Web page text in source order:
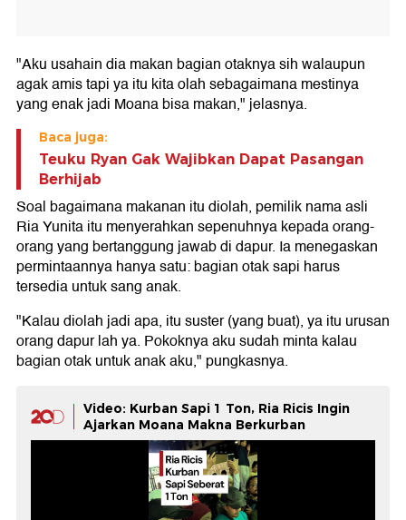
"Aku usahain dia makan bagian otaknya sih walaupun
agak amis tapi ya itu kita olah sebagaimana mestinya
yang enak jadi Moana bisa makan," jelasnya.
Baca juga:
Teuku Ryan Gak Wajibkan Dapat Pasangan
Berhijab
Soal bagaimana makanan itu diolah, pemilik nama asli
Ria Yunita itu menyerahkan sepenuhnya kepada orang-
orang yang bertanggung jawab di dapur. Ia menegaskan
permintaannya hanya satu: bagian otak sapi harus
tersedia untuk sang anak.
"Kalau diolah jadi apa, itu suster (yang buat), ya itu urusan
orang dapur lah ya. Pokoknya aku sudah minta kalau
bagian otak untuk anak aku," pungkasnya.
Video: Kurban Sapi 1 Ton, Ria Ricis Ingin
Ajarkan Moana Makna Berkurban